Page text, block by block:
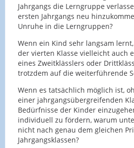
Jahrgangs die Lerngruppe
ersten Jahrgangs neu
Unruhe in die Lerngruppen?
Wenn ein Kind sehr langsam
der vierten Klasse vielleicht auch
eines Zweitklässlers oder
trotzdem auf die weiterführende
Wenn es tatsächlich möglich ist,
einer jahrgangsübergreifenden
Bedürfnisse der Kinder
individuell zu fördern, warum
nicht nach genau dem gleichen
Jahrgangsklassen?